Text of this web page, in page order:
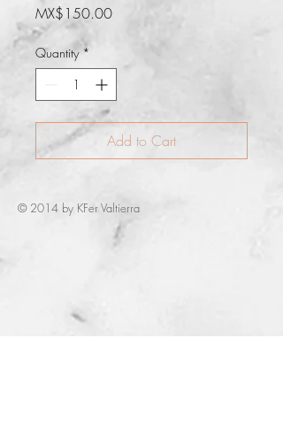
MX$150.00Price
Quantity *
Add to Cart
© 2014 by KFer Valtierra